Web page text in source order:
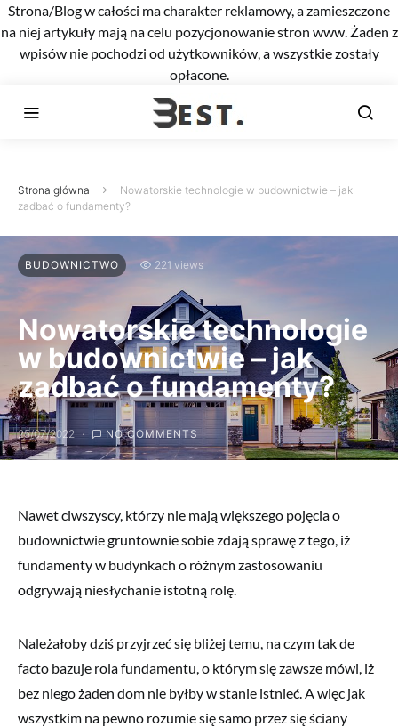
Strona/Blog w całości ma charakter reklamowy, a zamieszczone
na niej artykuły mają na celu pozycjonowanie stron www. Żaden z
wpisów nie pochodzi od użytkowników, a wszystkie zostały
opłacone.
Strona główna
Nowatorskie technologie w budownictwie – jak
zadbać o fundamenty?
BUDOWNICTWO 221 views
Nowatorskie technologie
w budownictwie – jak
zadbać o fundamenty?
25/07/2022 NO COMMENTS
Nawet ciwszyscy, którzy nie mają większego pojęcia o
budownictwie gruntownie sobie zdają sprawę z tego, iż
fundamenty w budynkach o różnym zastosowaniu
odgrywają niesłychanie istotną rolę.
Należałoby dziś przyjrzeć się bliżej temu, na czym tak de
facto bazuje rola fundamentu, o którym się zawsze mówi, iż
bez niego żaden dom nie byłby w stanie istnieć. A więc jak
wszystkim na pewno rozumie się samo przez się ściany